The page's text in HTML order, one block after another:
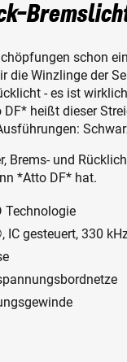
schon
die Winzlinge der
- es ist
heißt dieser
Brems- und
*Atto DF* hat.
Technologie
gesteuert, 330